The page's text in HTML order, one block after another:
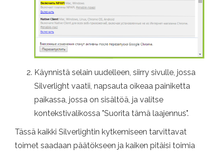
Käynnistä selain uudelleen, siirry sivulle, jossa
Silverlight vaatii, napsauta oikeaa painiketta
paikassa, jossa on sisältöä, ja valitse
kontekstivalikossa "Suorita tämä laajennus".
Tässä kaikki Silverlightin kytkemiseen tarvittavat
toimet saadaan päätökseen ja kaiken pitäisi toimia